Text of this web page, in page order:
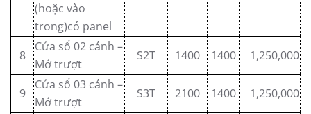
(hoặc vào
trong)có panel
8
Cửa sổ 02 cánh –
Mở trượt
S2T 1400 1400 1,250,000
9
Cửa sổ 03 cánh –
Mở trượt
S3T 2100 1400 1,250,000